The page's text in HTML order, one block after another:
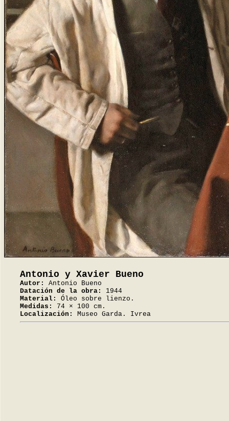
Antonio y Xavier Bueno
Autor:
Antonio Bueno
Datación de la obra:
1944
Material:
Óleo sobre lienzo.
Medidas:
74 × 100 cm.
Localización:
Museo Garda. Ivrea